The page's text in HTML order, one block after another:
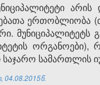
ერთობლიობა
მუნიციპალიტეტს
ორგანოები),
საჯარო სამართლის
04.08.2015წ.